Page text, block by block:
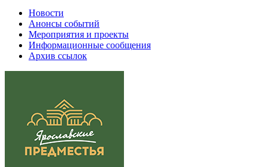
Новости
Анонсы событий
Мероприятия и проекты
Информационные сообщения
Архив ссылок